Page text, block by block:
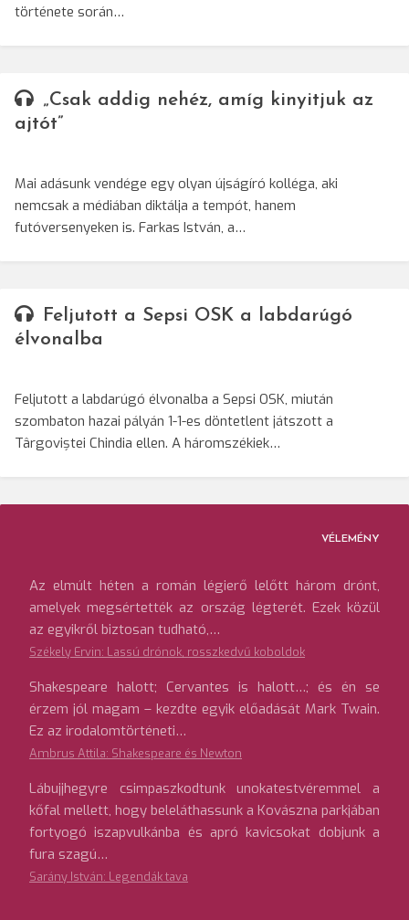
története során…
„Csak addig nehéz, amíg kinyitjuk az
ajtót”
Mai adásunk vendége egy olyan újságíró kolléga, aki
nemcsak a médiában diktálja a tempót, hanem
futóversenyeken is. Farkas István, a…
Feljutott a Sepsi OSK a labdarúgó
élvonalba
Feljutott a labdarúgó élvonalba a Sepsi OSK, miután
szombaton hazai pályán 1-1-es döntetlent játszott a
Târgoviștei Chindia ellen. A háromszékiek…
VÉLEMÉNY
Az elmúlt héten a román légierő lelőtt három drónt,
amelyek megsértették az ország légterét. Ezek közül
az egyikről biztosan tudható,…
Székely Ervin: Lassú drónok, rosszkedvű koboldok
Shakespeare halott; Cervantes is halott…; és én se
érzem jól magam – kezdte egyik előadását Mark Twain.
Ez az irodalomtörténeti…
Ambrus Attila: Shakespeare és Newton
Lábujjhegyre csimpaszkodtunk unokatestvéremmel a
kőfal mellett, hogy beleláthassunk a Kovászna parkjában
fortyogó iszapvulkánba és apró kavicsokat dobjunk a
fura szagú…
Sarány István: Legendák tava